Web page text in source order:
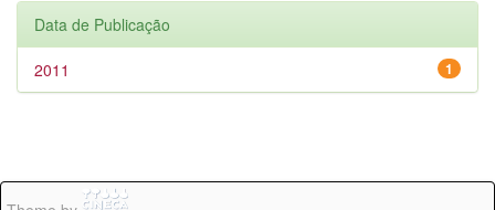
Data de Publicação
1
2011